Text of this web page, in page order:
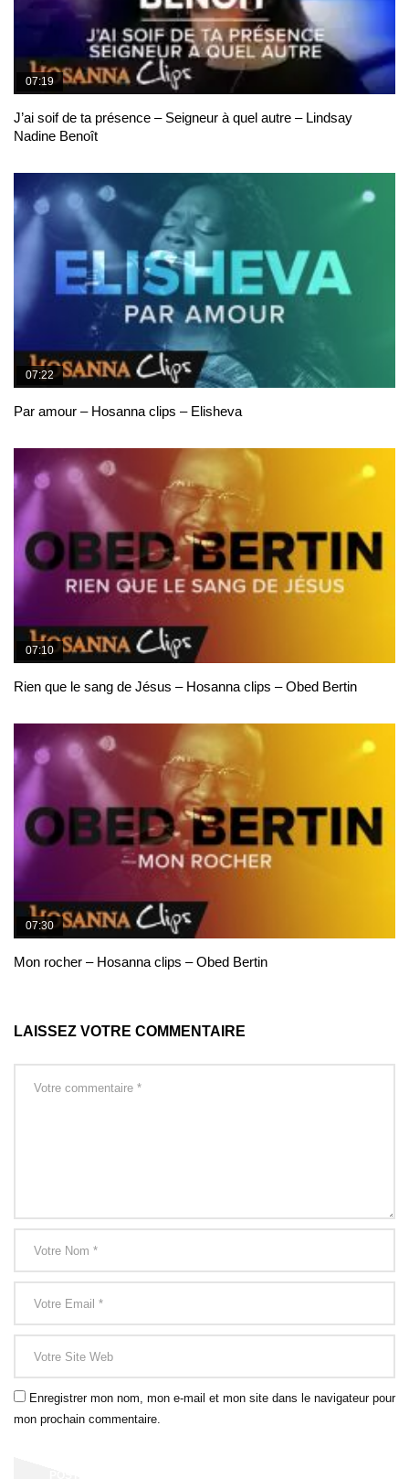
07:19
J’ai soif de ta présence – Seigneur à quel autre – Lindsay
Nadine Benoît
07:22
Par amour – Hosanna clips – Elisheva
07:10
Rien que le sang de Jésus – Hosanna clips – Obed Bertin
07:30
Mon rocher – Hosanna clips – Obed Bertin
LAISSEZ VOTRE COMMENTAIRE
Enregistrer mon nom, mon e-mail et mon site dans le navigateur pour
mon prochain commentaire.